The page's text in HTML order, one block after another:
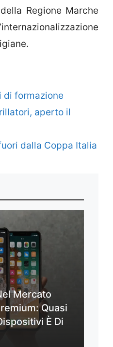
Regione Marche
di formazione
aperto il
dalla Coppa Italia
Mercato
Quasi
È Di